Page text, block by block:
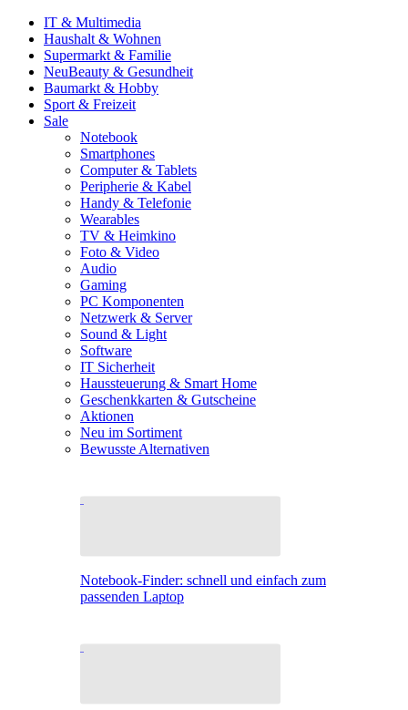
IT & Multimedia
Haushalt & Wohnen
Supermarkt & Familie
NeuBeauty & Gesundheit
Baumarkt & Hobby
Sport & Freizeit
Sale
Notebook
Smartphones
Computer & Tablets
Peripherie & Kabel
Handy & Telefonie
Wearables
TV & Heimkino
Foto & Video
Audio
Gaming
PC Komponenten
Netzwerk & Server
Sound & Light
Software
IT Sicherheit
Haussteuerung & Smart Home
Geschenkkarten & Gutscheine
Aktionen
Neu im Sortiment
Bewusste Alternativen
Notebook-Finder: schnell und einfach zum
passenden Laptop